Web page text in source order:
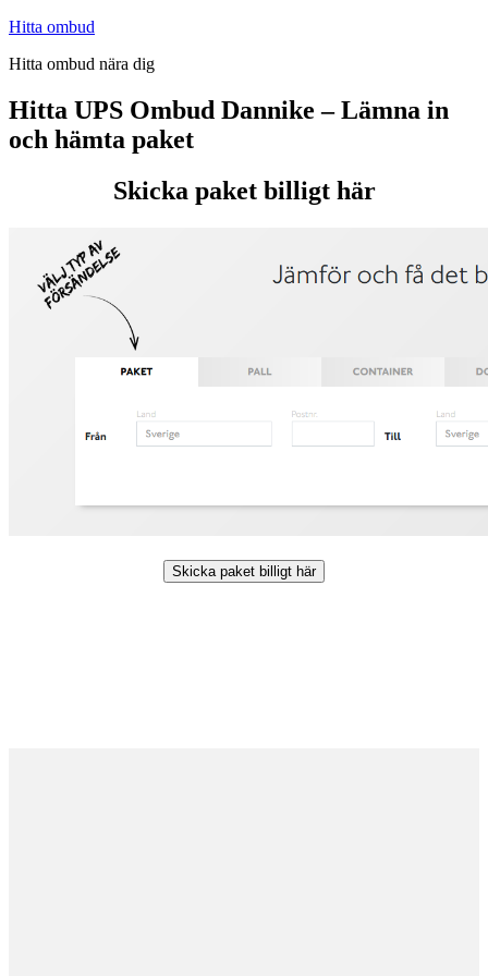
Hoppa
innehåll
Hitta ombud
Hitta ombud nära dig
Hitta UPS Ombud Dannike – Lämna in
och hämta paket
Skicka paket billigt här
Skicka paket billigt här